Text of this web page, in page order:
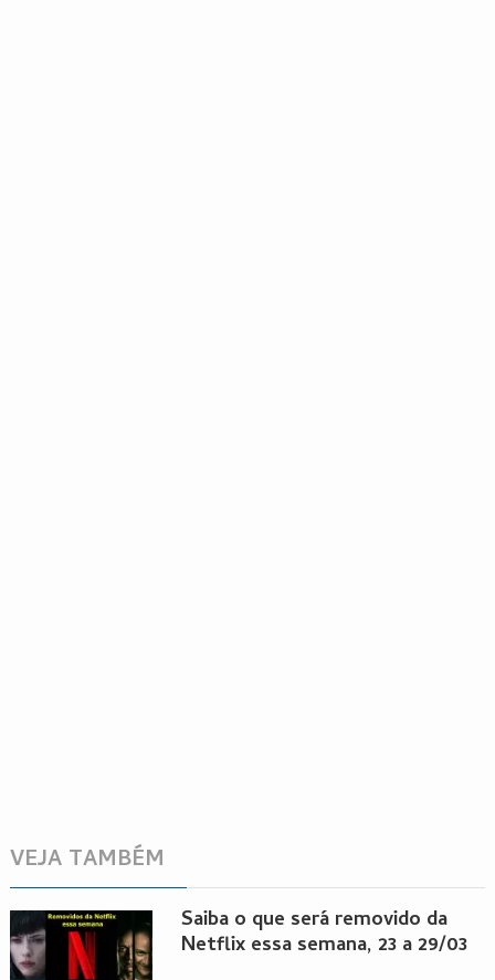
VEJA TAMBÉM
Saiba o que será removido da
Netflix essa semana, 23 a 29/03